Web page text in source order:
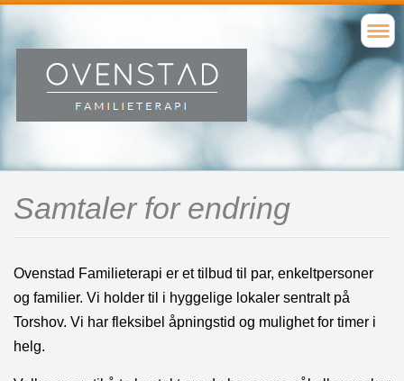
Samtaler for endring
Ovenstad Familieterapi er et tilbud til par, enkeltpersoner
og familier. Vi holder til i hyggelige lokaler sentralt på
Torshov. Vi har fleksibel åpningstid og mulighet for timer i
helg.